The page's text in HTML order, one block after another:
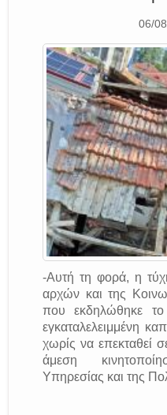
06/
-Αυτή τη φορά, η
αρχών και της
που εκδηλώθηκε το
εγκαταλελειμμένη
χωρίς να επεκταθεί
άμεση
Υπηρεσίας και της